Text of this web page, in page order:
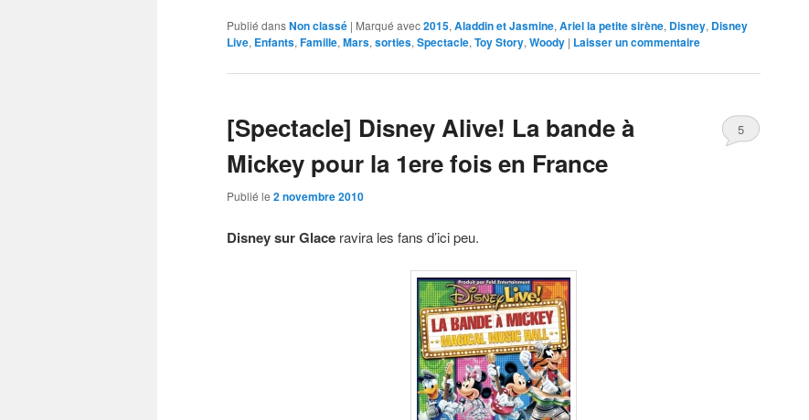
Publié dansNon classé | Marqué avec2015, Aladdin et Jasmine, Ariel la petite sirène, Disney, Disney
Live, Enfants, Famille, Mars, sorties, Spectacle, Toy Story, Woody | Laisser un commentaire
[Spectacle] Disney Alive! La bande à
Mickey pour la 1ere fois en France
Publié le 2 novembre 2010
5
Disney sur Glace ravira les fans d’ici peu.